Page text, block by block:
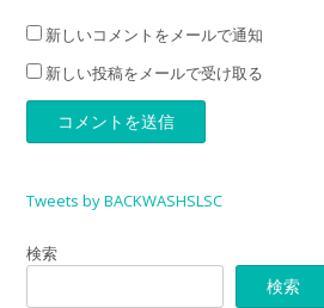
新しいコメントをメールで通知
新しい投稿をメールで受け取る
Tweets by BACKWASHSLSC
検索
検索